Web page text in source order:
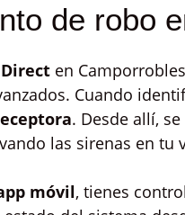
de robo
en
Cuando
. Desde allí,
las sirenas en tu
móvil, tienes